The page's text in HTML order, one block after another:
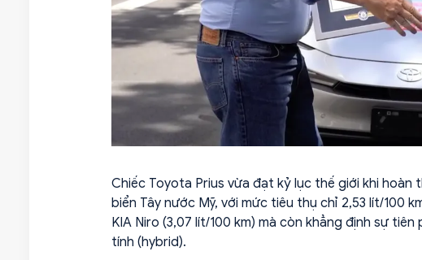
Chiếc Toyota Prius vừa đạt kỷ lục thế giới khi
biển Tây nước Mỹ, với mức tiêu thụ chỉ 2,53 lít/100
KIA Niro (3,07 lít/100 km) mà còn khẳng định sự
tính (hybrid).